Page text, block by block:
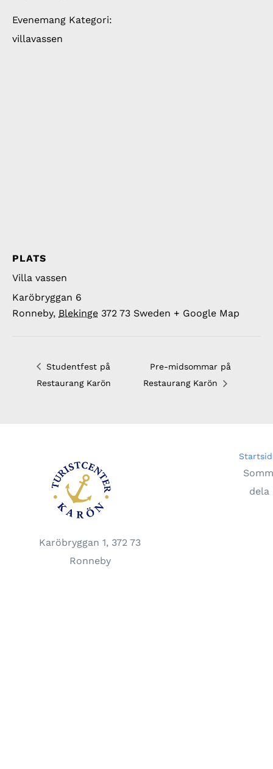
Evenemang Kategori:
villavassen
PLATS
Villa vassen
Karöbryggan 6
Ronneby, Blekinge 372 73 Sweden + Google Map
Studentfest på
Restaurang Karön
Pre-midsommar på
Restaurang Karön
Karöbryggan 1, 372 73
Ronneby
dela